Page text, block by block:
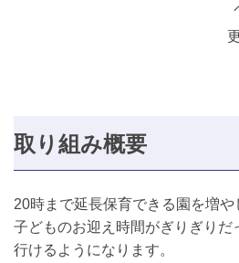
取り組み概要
20時まで延長保育できる園を増や
子どものお迎え時間がぎりぎりだ
行けるようになります。